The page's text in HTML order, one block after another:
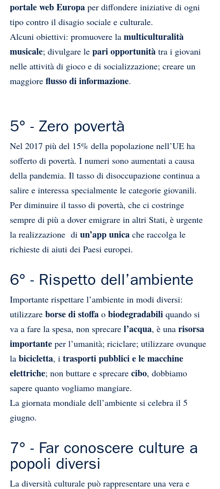
portale web Europa per diffondere iniziative di ogni
tipo contro il disagio sociale e culturale.
Alcuni obiettivi: promuovere la multiculturalità
musicale; divulgare le pari opportunità tra i giovani
nelle attività di gioco e di socializzazione; creare un
maggiore flusso di informazione.
5° - Zero povertà
Nel 2017 più del 15% della popolazione nell’UE ha
sofferto di povertà. I numeri sono aumentati a causa
della pandemia. Il tasso di disoccupazione continua a
salire e interessa specialmente le categorie giovanili.
Per diminuire il tasso di povertà, che ci costringe
sempre di più a dover emigrare in altri Stati, è urgente
la realizzazione di un’app unica che raccolga le
richieste di aiuti dei Paesi europei.
6° - Rispetto dell’ambiente
Importante rispettare l’ambiente in modi diversi:
utilizzare borse di stoffa o biodegradabili quando si
va a fare la spesa, non sprecare l’acqua, è una risorsa
importante per l’umanità; riciclare; utilizzare ovunque
la bicicletta, i trasporti pubblici e le macchine
elettriche; non buttare e sprecare cibo, dobbiamo
sapere quanto vogliamo mangiare.
La giornata mondiale dell’ambiente si celebra il 5
giugno.
7° - Far conoscere culture a
popoli diversi
La diversità culturale può rappresentare una vera e